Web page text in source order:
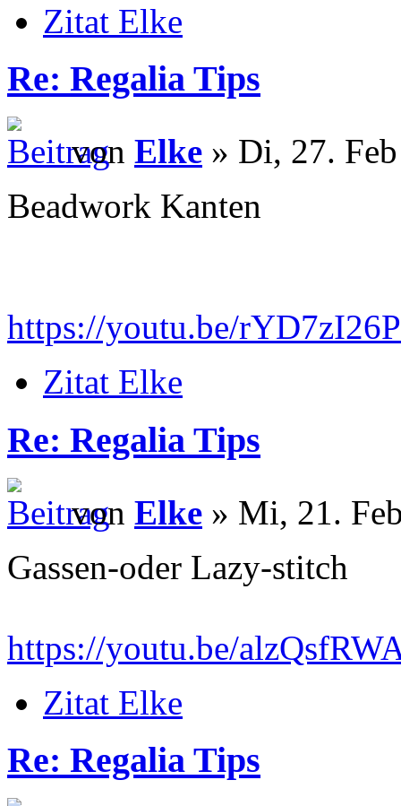
Zitat Elke
Re: Regalia Tips
von Elke » Di, 27.
Beadwork Kanten
https://youtu.be/
Zitat Elke
Re: Regalia Tips
von Elke » Mi, 21.
Gassen-oder Lazy-stitch
https://youtu.be/
Zitat Elke
Re: Regalia Tips